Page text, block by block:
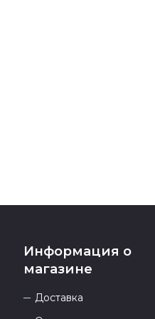
Информация о
магазине
Доставка